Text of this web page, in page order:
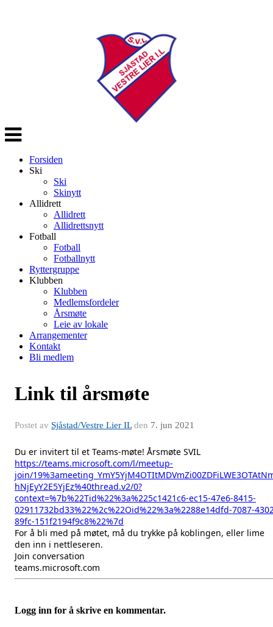
Veksle
navigasjon
Forsiden
Ski
Ski
Skinytt
Allidrett
Allidrett
Allidrettsnytt
Fotball
Fotball
Fotballnytt
Ryttergruppe
Klubben
Klubben
Medlemsfordeler
Årsmøte
Leie av lokale
Arrangementer
Kontakt
Bli medlem
Link til årsmøte
Postet av Sjåstad/Vestre Lier ILden 7. jun 2021
Du er invitert til et Teams-møte! Årsmøte SVIL
https://teams.microsoft.com/l/meetup-
join/
hNjEyY2E5YjEz%40thread.v2/0?
context=%7b%22Tid%22%3a%225c1421c6-ec15-47e6-8415-
02911732bd33%22%2c%22Oid%22%3a%2288e14dfd-7087-
89fc-151f2194f9c8%22%7d
For å bli med på møtet, må du trykke på koblingen, eller lime
den inn i nettleseren.
Join conversation
teams.microsoft.com
Logg inn for å skrive en kommentar.